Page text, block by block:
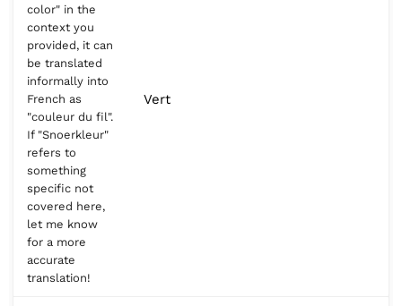
color" in the
context you
provided, it can
be translated
informally into
French as
"couleur du fil".
If "Snoerkleur"
refers to
something
specific not
covered here,
let me know
for a more
accurate
translation!
Vert